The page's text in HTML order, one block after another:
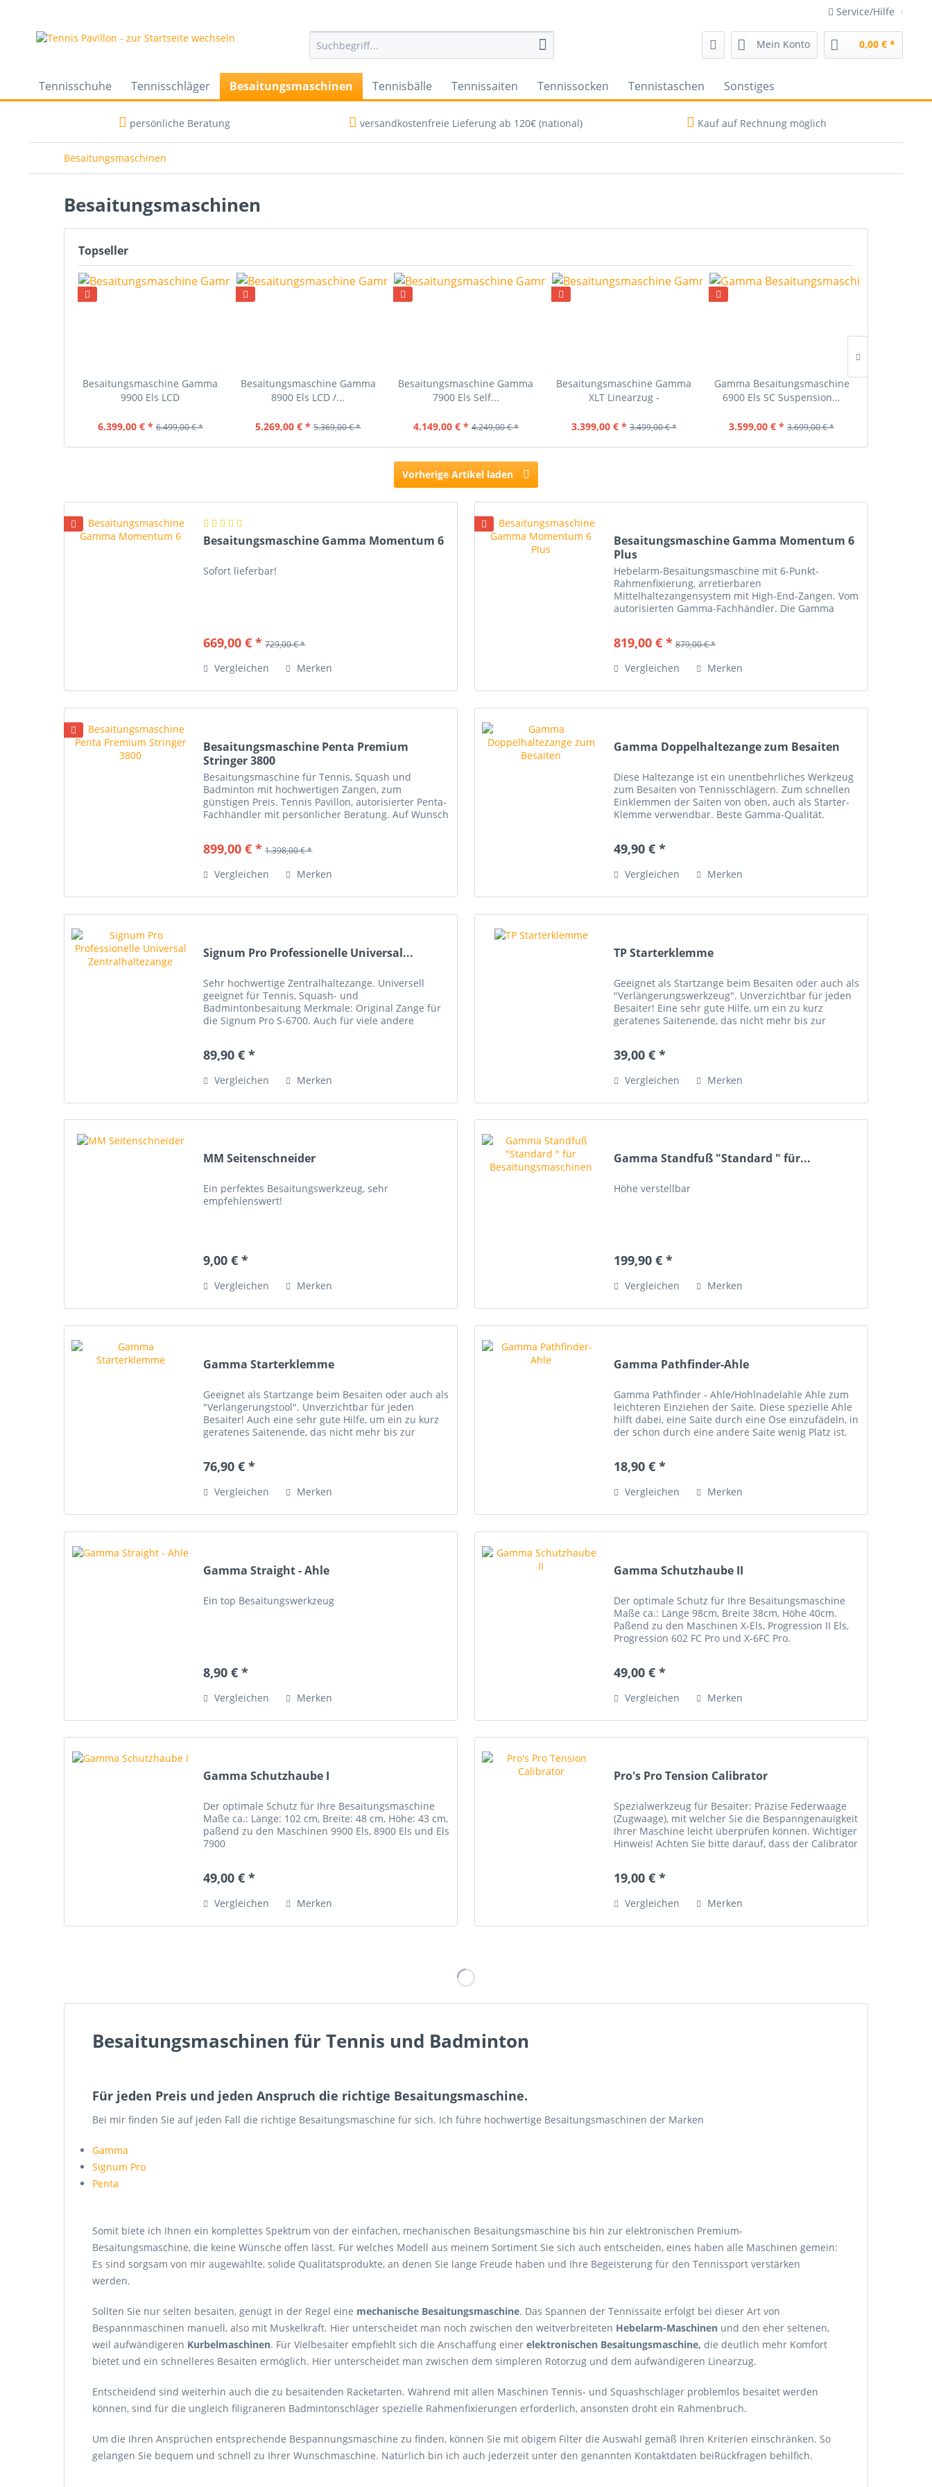
Service/Hilfe
Mein Konto 0,00 € *
Tennisschuhe Tennisschläger Besaitungsmaschinen Tennisbälle Tennissaiten Tennissocken Tennistaschen Sonstiges
persönliche Beratung versandkostenfreie Lieferung ab 120€ (national) Kauf auf Rechnung möglich
Besaitungsmaschinen
Besaitungsmaschinen
Topseller
Besaitungsmaschine Gamma
9900 Els LCD
6.399,00 € * 6.499,00 € *
Besaitungsmaschine Gamma
8900 Els LCD /...
5.269,00 € * 5.369,00 € *
Besaitungsmaschine Gamma
7900 Els Self...
4.149,00 € * 4.249,00 € *
Besaitungsmaschine Gamma
XLT Linearzug -
3.399,00 € * 3.499,00 € *
Gamma Besaitungsmaschine
6900 Els SC Suspension...
3.599,00 € * 3.699,00 € *
Vorherige Artikel laden
Besaitungsmaschine Gamma Momentum 6
Sofort lieferbar!
669,00 € * 729,00 € *
Vergleichen Merken
Besaitungsmaschine Gamma Momentum 6
Plus
Hebelarm-Besaitungsmaschine mit 6-Punkt-
Rahmenfixierung, arretierbaren
Mittelhaltezangensystem mit High-End-Zangen. Vom
autorisierten Gamma-Fachhändler. Die Gamma
819,00 € * 879,00 € *
Vergleichen Merken
Besaitungsmaschine Penta Premium
Stringer 3800
Besaitungsmaschine für Tennis, Squash und
Badminton mit hochwertigen Zangen, zum
günstigen Preis. Tennis Pavillon, autorisierter Penta-
Fachhändler mit persönlicher Beratung. Auf Wunsch
899,00 € * 1.398,00 € *
Vergleichen Merken
Gamma Doppelhaltezange zum Besaiten
Diese Haltezange ist ein unentbehrliches Werkzeug
zum Besaiten von Tennisschlägern. Zum schnellen
Einklemmen der Saiten von oben, auch als Starter-
Klemme verwendbar. Beste Gamma-Qualität.
49,90 € *
Vergleichen Merken
Signum Pro Professionelle Universal...
Sehr hochwertige Zentralhaltezange. Universell
geeignet für Tennis, Squash- und
Badmintonbesaitung Merkmale: Original Zange für
die Signum Pro S-6700. Auch für viele andere
89,90 € *
Vergleichen Merken
TP Starterklemme
Geeignet als Startzange beim Besaiten oder auch als
"Verlängerungswerkzeug". Unverzichtbar für jeden
Besaiter! Eine sehr gute Hilfe, um ein zu kurz
geratenes Saitenende, das nicht mehr bis zur
39,00 € *
Vergleichen Merken
MM Seitenschneider
Ein perfektes Besaitungswerkzeug, sehr
empfehlenswert!
9,00 € *
Vergleichen Merken
Gamma Standfuß "Standard " für...
Höhe verstellbar
199,90 € *
Vergleichen Merken
Gamma Starterklemme
Geeignet als Startzange beim Besaiten oder auch als
"Verlängerungstool". Unverzichtbar für jeden
Besaiter! Auch eine sehr gute Hilfe, um ein zu kurz
geratenes Saitenende, das nicht mehr bis zur
76,90 € *
Vergleichen Merken
Gamma Pathfinder-Ahle
Gamma Pathfinder - Ahle/Hohlnadelahle Ahle zum
leichteren Einziehen der Saite. Diese spezielle Ahle
hilft dabei, eine Saite durch eine Öse einzufädeln, in
der schon durch eine andere Saite wenig Platz ist.
18,90 € *
Vergleichen Merken
Gamma Straight - Ahle
Ein top Besaitungswerkzeug
8,90 € *
Vergleichen Merken
Gamma Schutzhaube II
Der optimale Schutz für Ihre Besaitungsmaschine
Maße ca.: Länge 98cm, Breite 38cm, Höhe 40cm.
Paßend zu den Maschinen X-Els, Progression II Els,
Progression 602 FC Pro und X-6FC Pro.
49,00 € *
Vergleichen Merken
Gamma Schutzhaube I
Der optimale Schutz für Ihre Besaitungsmaschine
Maße ca.: Länge: 102 cm, Breite: 48 cm, Höhe: 43 cm,
paßend zu den Maschinen 9900 Els, 8900 Els und Els
7900
49,00 € *
Vergleichen Merken
Pro's Pro Tension Calibrator
Spezialwerkzeug für Besaiter: Präzise Federwaage
(Zugwaage), mit welcher Sie die Bespanngenauigkeit
Ihrer Maschine leicht überprüfen können. Wichtiger
Hinweis! Achten Sie bitte darauf, dass der Calibrator
19,00 € *
Vergleichen Merken
Besaitungsmaschinen für Tennis und Badminton
Für jeden Preis und jeden Anspruch die richtige Besaitungsmaschine.
Bei mir finden Sie auf jeden Fall die richtige Besaitungsmaschine für sich. Ich führe hochwertige Besaitungsmaschinen der Marken
Gamma
Signum Pro
Penta
Somit biete ich Ihnen ein komplettes Spektrum von der einfachen, mechanischen Besaitungsmaschine bis hin zur elektronischen Premium-
Besaitungsmaschine, die keine Wünsche offen lässt. Für welches Modell aus meinem Sortiment Sie sich auch entscheiden, eines haben alle Maschinen gemein:
Es sind sorgsam von mir augewählte, solide Qualitätsprodukte, an denen Sie lange Freude haben und Ihre Begeisterung für den Tennissport verstärken
werden.
Sollten Sie nur selten besaiten, genügt in der Regel eine mechanische Besaitungsmaschine. Das Spannen der Tennissaite erfolgt bei dieser Art von
Bespannmaschinen manuell, also mit Muskelkraft. Hier unterscheidet man noch zwischen den weitverbreiteten Hebelarm-Maschinen und den eher seltenen,
weil aufwändigeren Kurbelmaschinen. Für Vielbesaiter empfiehlt sich die Anschaffung einer elektronischen Besaitungsmaschine, die deutlich mehr Komfort
bietet und ein schnelleres Besaiten ermöglich. Hier unterscheidet man zwischen dem simpleren Rotorzug und dem aufwändigeren Linearzug.
Entscheidend sind weiterhin auch die zu besaitenden Racketarten. Während mit allen Maschinen Tennis- und Squashschläger problemlos besaitet werden
können, sind für die ungleich filigraneren Badmintonschläger spezielle Rahmenfixierungen erforderlich, ansonsten droht ein Rahmenbruch.
Um die Ihren Ansprüchen entsprechende Bespannungsmaschine zu finden, können Sie mit obigem Filter die Auswahl gemäß Ihren Kriterien einschränken. So
gelangen Sie bequem und schnell zu Ihrer Wunschmaschine. Natürlich bin ich auch jederzeit unter den genannten Kontaktdaten beiRückfragen behilfich.